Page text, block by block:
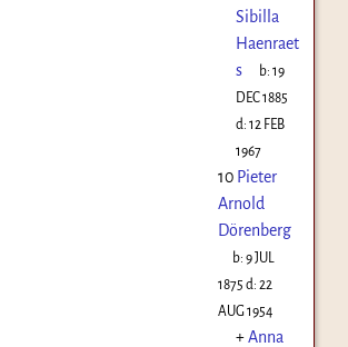
Sibilla
Haenraet
s
b:19
DEC 1885
d: 12 FEB
1967
10 Pieter
Arnold
Dörenberg
b:9 JUL
1875 d: 22
AUG 1954
+Anna